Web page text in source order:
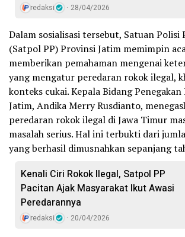
redaksi 28/04/2026
Dalam sosialisasi tersebut, Satuan Polisi
(Satpol PP) Provinsi Jatim memimpin
memberikan pemahaman mengenai
yang mengatur peredaran rokok ilegal,
konteks cukai. Kepala Bidang
Jatim, Andika Merry Rusdianto,
peredaran rokok ilegal di Jawa Timur
masalah serius. Hal ini terbukti dari
yang berhasil dimusnahkan sepanjang
Kenali Ciri Rokok Ilegal, Satpol PP
Pacitan Ajak Masyarakat Ikut Awasi
Peredarannya
redaksi 20/04/2026